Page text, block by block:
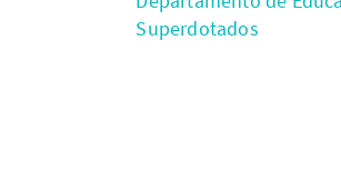
Superdotados